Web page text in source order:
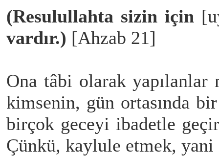
(Resulullahta sizin için
vardır.) [Ahzab 21]
Ona tâbi olarak
kimsenin, gün ortasında
birçok geceyi ibadetle
Çünkü, kaylule etmek,